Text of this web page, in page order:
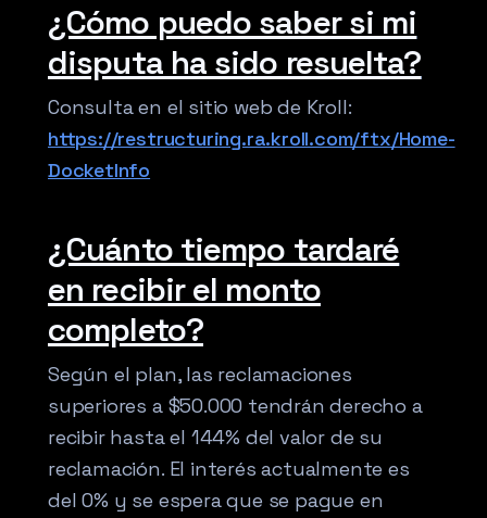
¿Cómo puedo saber si mi
disputa ha sido resuelta?
Consulta en el sitio web de Kroll:
https://restructuring.ra.kroll.com/ftx/Home-
DocketInfo
¿Cuánto tiempo tardaré
en recibir el monto
completo?
Según el plan, las reclamaciones
superiores a $50.000 tendrán derecho a
recibir hasta el 144% del valor de su
reclamación. El interés actualmente es
del 0% y se espera que se pague en